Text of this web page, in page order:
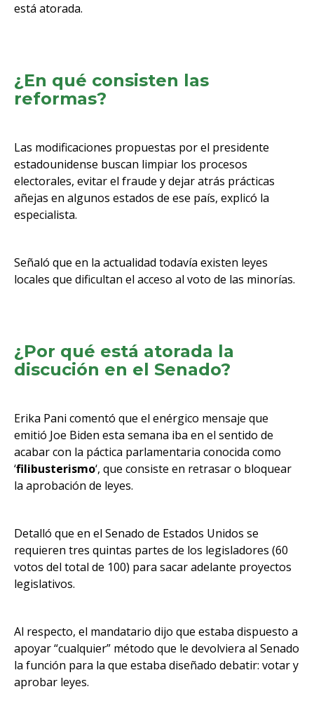
está atorada.
¿En qué consisten las
reformas?
Las modificaciones propuestas por el presidente
estadounidense buscan limpiar los procesos
electorales, evitar el fraude y dejar atrás prácticas
añejas en algunos estados de ese país, explicó la
especialista.
Señaló que en la actualidad todavía existen leyes
locales que dificultan el acceso al voto de las minorías.
¿Por qué está atorada la
discución en el Senado?
Erika Pani comentó que el enérgico mensaje que
emitió Joe Biden esta semana iba en el sentido de
acabar con la páctica parlamentaria conocida como
‘filibusterismo‘, que consiste en retrasar o bloquear
la aprobación de leyes.
Detalló que en el Senado de Estados Unidos se
requieren tres quintas partes de los legisladores (60
votos del total de 100) para sacar adelante proyectos
legislativos.
Al respecto, el mandatario dijo que estaba dispuesto a
apoyar “cualquier” método que le devolviera al Senado
la función para la que estaba diseñado debatir: votar y
aprobar leyes.